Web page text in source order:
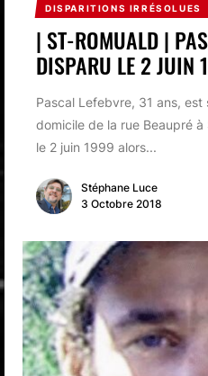
DISPARITIONS IRRÉSOLUES
| ST-ROMUALD |
DISPARU LE 2 JUIN
Pascal Lefebvre, 31 ans,
domicile de la rue Beaupré
le 2 juin 1999 alors...
Stéphane Luce
3 Octobre 2018